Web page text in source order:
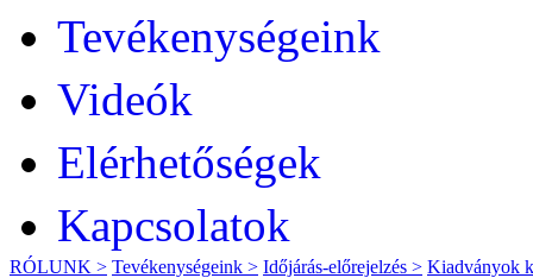
Tevékenységeink
Videók
Elérhetőségek
Kapcsolatok
RÓLUNK > Tevékenységeink > Időjárás-előrejelzés > Kiadványok